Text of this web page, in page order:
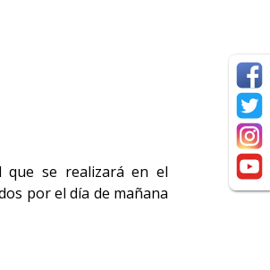
que se realizará en el
por el día de mañana